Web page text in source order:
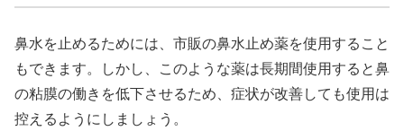
鼻水を止めるためには、市販の鼻水止め薬を使用すること
もできます。しかし、このような薬は長期間使用すると鼻
の粘膜の働きを低下させるため、症状が改善しても使用は
控えるようにしましょう。